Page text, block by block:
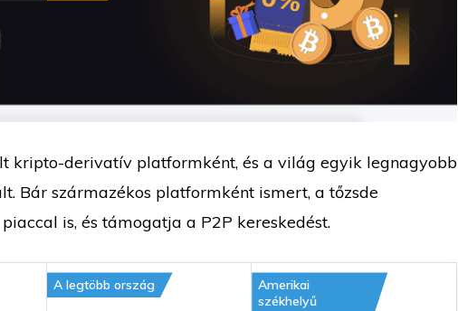
kripto-derivatív platformként, és a világ egyik legnagyobb
Bár származékos platformként ismert, a tőzsde
is, és támogatja a P2P kereskedést.
A legtöbb ország
Amerikai
székhelyű